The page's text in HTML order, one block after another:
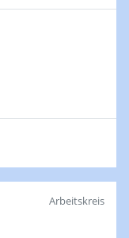
at soft
Arbeitskreis